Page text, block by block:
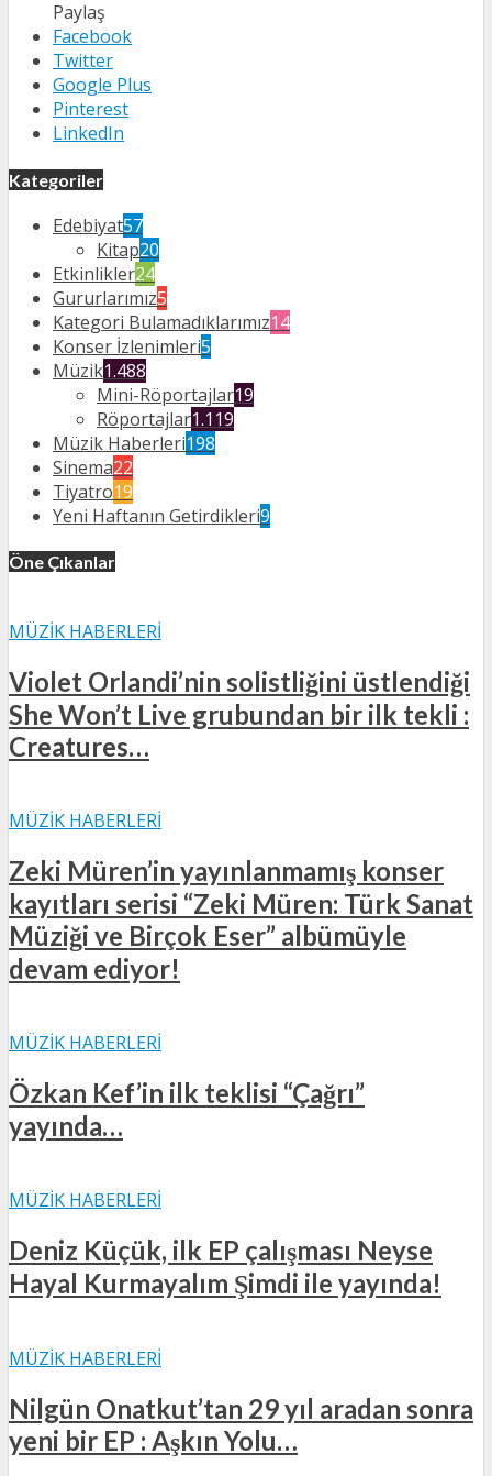
Paylaş
Facebook
Twitter
Google Plus
Pinterest
LinkedIn
Kategoriler
Edebiyat57
Kitap20
Etkinlikler24
Gururlarımız5
Kategori Bulamadıklarımız14
Konser İzlenimleri5
Müzik1.488
Mini-Röportajlar19
Röportajlar1.119
Müzik Haberleri198
Sinema22
Tiyatro19
Yeni Haftanın Getirdikleri9
Öne Çıkanlar
MÜZIK HABERLERI
Violet Orlandi’nin solistliğini üstlendiği
She Won’t Live grubundan bir ilk tekli :
Creatures…
MÜZIK HABERLERI
Zeki Müren’in yayınlanmamış konser
kayıtları serisi “Zeki Müren: Türk Sanat
Müziği ve Birçok Eser” albümüyle
devam ediyor!
MÜZIK HABERLERI
Özkan Kef’in ilk teklisi “Çağrı”
yayında…
MÜZIK HABERLERI
Deniz Küçük, ilk EP çalışması Neyse
Hayal Kurmayalım Şimdi ile yayında!
MÜZIK HABERLERI
Nilgün Onatkut’tan 29 yıl aradan sonra
yeni bir EP : Aşkın Yolu…